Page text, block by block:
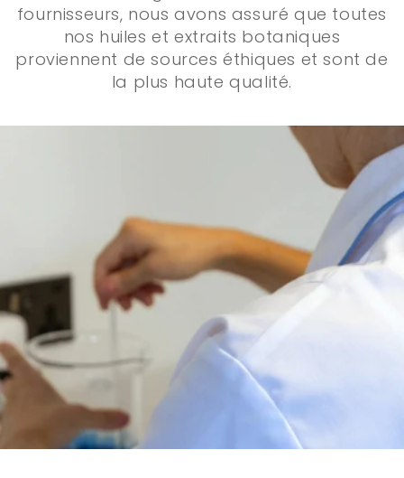
fournisseurs, nous avons assuré que toutes
nos huiles et extraits botaniques
proviennent de sources éthiques et sont de
la plus haute qualité.